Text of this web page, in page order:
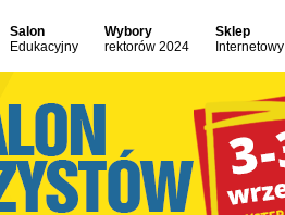
Salon
Edukacyjny
Wybory
rektorów 2024
Sklep
Internetowy